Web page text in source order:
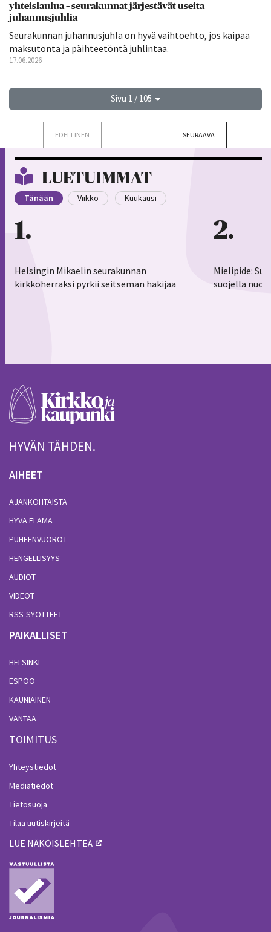
yhteislaulua – seurakunnat järjestävät useita
juhannusjuhlia
Seurakunnan juhannusjuhla on hyvä vaihtoehto, jos kaipaa
maksutonta ja päihteetöntä juhlintaa.
17.06.2026
Sivu 1 / 105
EDELLINEN SEURAAVA
LUETUIMMAT
Tänään Viikko Kuukausi
1
Helsingin Mikaelin seurakunnan
kirkkoherraksi pyrkii seitsemän hakijaa
2
Mielipide:
suojella
HYVÄN TÄHDEN.
AIHEET
AJANKOHTAISTA
HYVÄ ELÄMÄ
PUHEENVUOROT
HENGELLISYYS
AUDIOT
VIDEOT
RSS-SYÖTTEET
PAIKALLISET
HELSINKI
ESPOO
KAUNIAINEN
VANTAA
TOIMITUS
Yhteystiedot
Mediatiedot
Tietosuoja
Tilaa uutiskirjeitä
LUE NÄKÖISLEHTEÄ